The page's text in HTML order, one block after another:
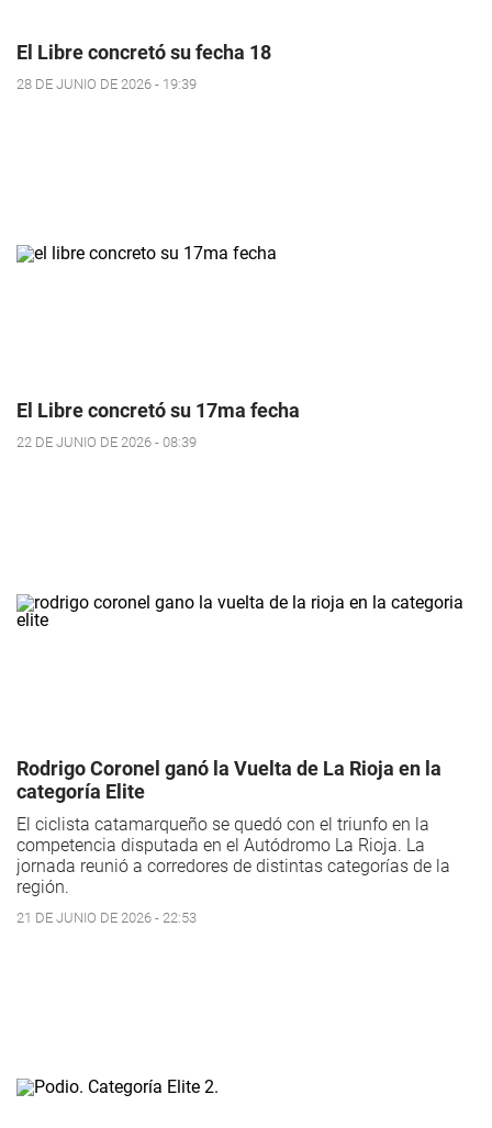
El Libre concretó su fecha 18
28 DE JUNIO DE 2026 - 19:39
El Libre concretó su 17ma fecha
22 DE JUNIO DE 2026 - 08:39
Rodrigo Coronel ganó la Vuelta de La Rioja en la
categoría Elite
El ciclista catamarqueño se quedó con el triunfo en la
competencia disputada en el Autódromo La Rioja. La
jornada reunió a corredores de distintas categorías de la
región.
21 DE JUNIO DE 2026 - 22:53